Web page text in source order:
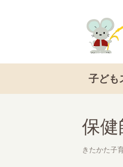
子ども
保健
きたかた子